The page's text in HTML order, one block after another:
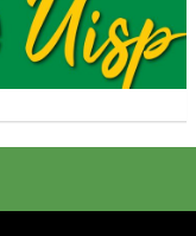
della stagione